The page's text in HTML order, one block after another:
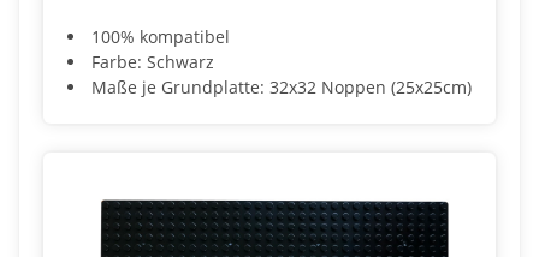
100% kompatibel
Farbe: Schwarz
Maße je Grundplatte: 32x32 Noppen (25x25cm)